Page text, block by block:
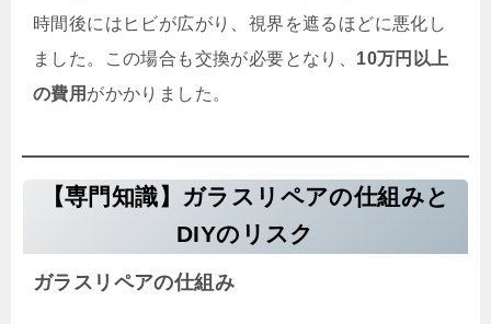
時間後にはヒビが広がり、視界を遮るほどに悪化し
ました。この場合も交換が必要となり、 10万円以上
の費用 がかかりました。
【専門知識】ガラスリペアの仕組みと
DIYのリスク
ガラスリペアの仕組み